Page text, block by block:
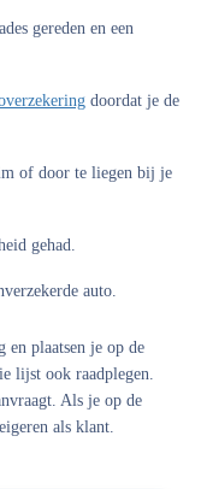
gereden en een
doordat je de
of door te liegen bij je
gehad.
auto.
en plaatsen je op de
lijst ook raadplegen.
Als je op de
als klant.